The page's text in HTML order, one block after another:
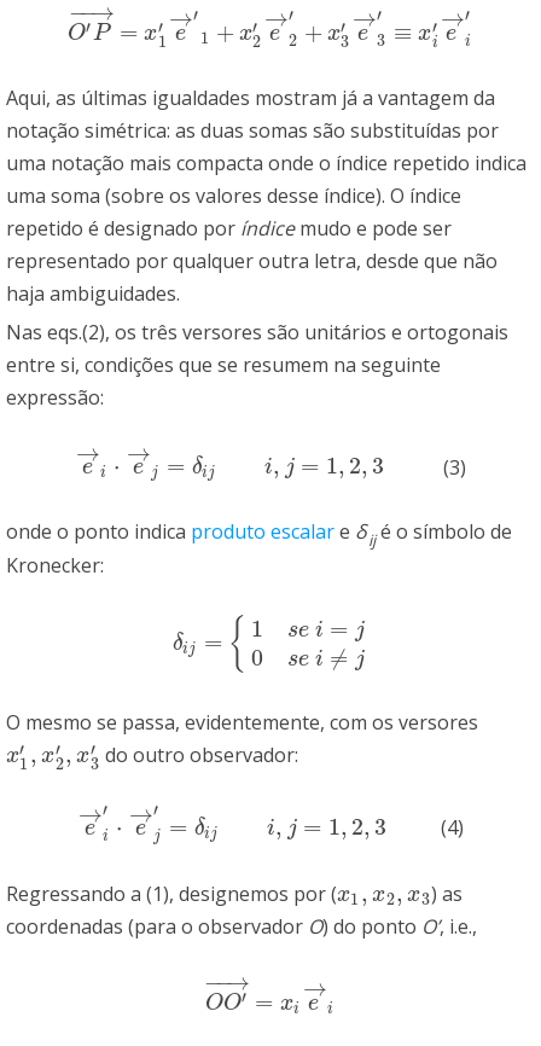
O′P
−→
−
= x′
1 e
→′
1 + x′
2 e
→′
2 + x′
3 e
→′
3 ≡ x′
i e
→′
i
O′P→ =x 1′e →′ + x2 e→ 2′ +x3′ e→ 3′≡x ′e→i′
Aqui, as últimas igualdades mostram já a vantagem da
notação simétrica: as duas somas são substituídas por
uma notação mais compacta onde o índice repetido indica
uma soma (sobre os valores desse índice). O índice
repetido é designado por índicemudo e pode ser
representado por qualquer outra letra, desde que não
haja ambiguidades.
Nas eqs.(2), os três versores são unitários e ortogonais
entre si, condições que se resumem na seguinte
expressão:
e
→
i ⋅ e
→
j = δij i, j = 1, 2, 3
e→ ⋅e → = δij 2, 3 (3)
onde o ponto indica produto escalare δijé o símbolo de
Kronecker:
δij = { 1
0
se i = j
se i ≠ j
δij= {1 se i= sei ≠j
O mesmo se passa, evidentemente, com os versores
x′
1 , x′
2, x′
3
x1 , x2′,x 3′ do outro observador:
e
→′
i ⋅ e
→′
j = δij i, j = 1, 2, 3
e→ ′⋅ → j′ =δ j 1,2 ,3 (4)
Regressando a (1), designemos por (x1 , x2, x3
x1 x 2,x3
) as
coordenadas (para o observador O) do ponto O’, i.e.,
OO′
−→
−
= xi e
→
i
OO′→=x ie→i